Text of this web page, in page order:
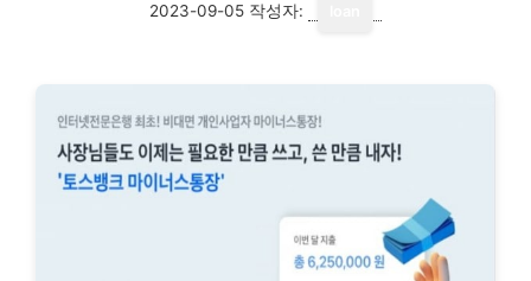
2023-09-05 작성자: